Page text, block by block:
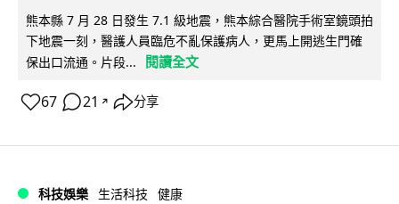
熊本縣 7 月 28 日發生 7.1 級地震，熊本綜合醫院手術室鏡頭拍
下地震一刻，醫護人員臨危不亂保護病人，更馬上開逃生門確
保出口流通。片段...
閱讀全文
67 21 ↗ 分享
科技娛樂 生活科技 健康